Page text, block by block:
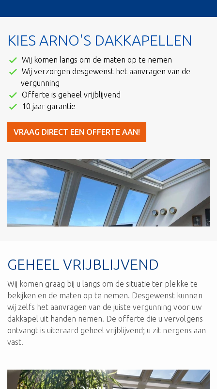
KIES ARNO'S DAKKAPELLEN
Wij komen langs om de maten op te nemen
Wij verzorgen desgewenst het aanvragen van de
vergunning
Offerte is geheel vrijblijvend
10 jaar garantie
VRAAG DIRECT EEN OFFERTE AAN!
GEHEEL VRIJBLIJVEND
Wij komen graag bij u langs om de situatie ter plekke te
bekijken en de maten op te nemen. Desgewenst kunnen
wij zelfs het aanvragen van de juiste vergunning voor uw
dakkapel uit handen nemen. De offerte die u vervolgens
ontvangt is uiteraard geheel vrijblijvend; u zit nergens aan
vast.